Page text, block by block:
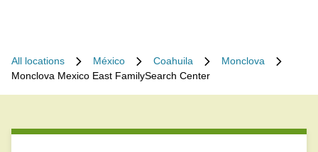
All locations México Coahuila
Monclova
Monclova Mexico East FamilySearch Center